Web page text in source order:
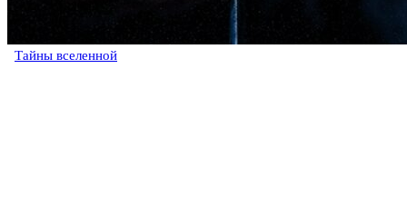
Тайны вселенной